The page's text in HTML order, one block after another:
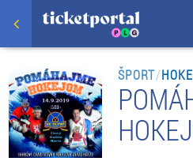
ŠPORT/